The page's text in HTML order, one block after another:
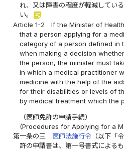
れ、又は障害の程度が軽減してい
い。 sticky_note_2
Article 1-2
If the Minister of
that a person applying for a
category of a person defined in
when making a decision
the person, the minister must
in which a medical practitioner
medicine with the help of the
for their disabilities or levels of
by medical treatment which the
（医師免許の申請手続）
(Procedures for Applying for a
第一条の三
医師法施行令 （以下「
許の申請書は、第一号書式によるも